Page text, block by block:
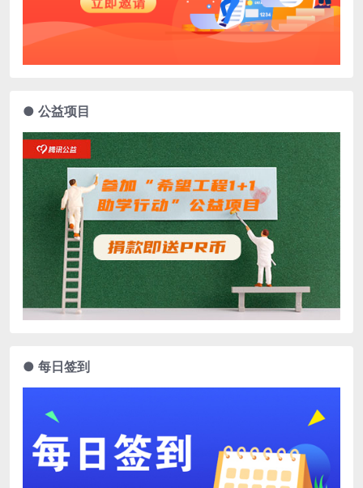
● 公益项目
● 每日签到